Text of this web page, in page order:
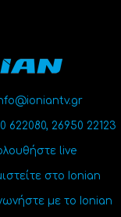
622080, 26950 22123
live
στο Ionian
με το Ionian